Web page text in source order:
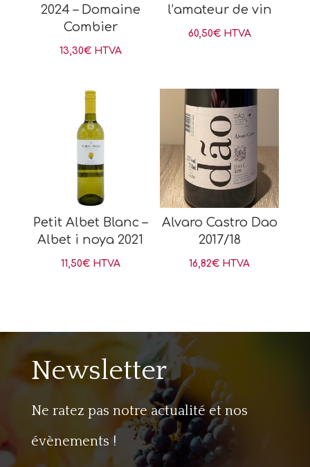
2024 – Domaine
Combier
13,30€ HTVA
l’amateur de vin
60,50€ HTVA
Petit Albet Blanc –
Albet i noya 2021
11,50€ HTVA
Alvaro Castro Dao
2017/18
16,82€ HTVA
Newsletter
Ne ratez pas notre actualité et nos
évènements !